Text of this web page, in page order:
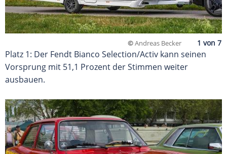
©Andreas Becker
Platz 1: Der Fendt Bianco Selection/Activ kann seinen
Vorsprung mit 51,1 Prozent der Stimmen weiter
ausbauen.​